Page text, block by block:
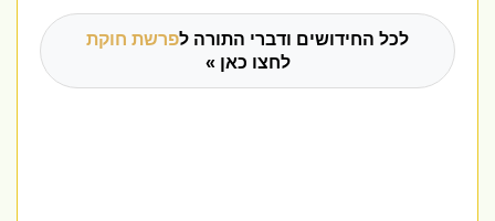
לכל החידושים ודברי התורה לפרשת חוקת
לחצו כאן »